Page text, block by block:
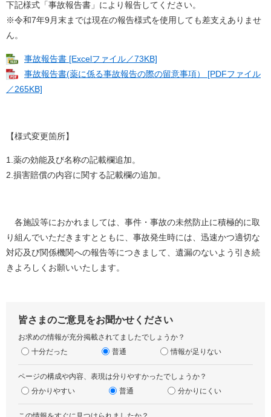
下記様式「事故報告書」により報告してください。
※令和7年9月末までは現在の報告様式を使用しても差支えありませ
ん。
事故報告書 [Excelファイル／73KB]
事故報告書(薬に係る事故報告の際の留意事項） [PDFファイル
／265KB]
【様式変更箇所】
1.薬の効能及び名称の記載欄追加。
2.損害賠償の内容に関する記載欄の追加。
各施設等におかれましては、事件・事故の未然防止に積極的に取
り組んでいただきますとともに、事故発生時には、迅速かつ適切な
対応及び関係機関への報告等につきまして、遺漏のないよう引き続
きよろしくお願いいたします。
皆さまのご意見をお聞かせください
お求めの情報が充分掲載されてましたでしょうか？
十分だった
普通 情報が足りない
ページの構成や内容、表現は分りやすかったでしょうか？
分かりやすい
普通 分かりにくい